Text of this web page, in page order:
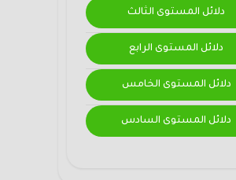
دلائل المستوى الثالث
دلائل المستوى الرابع
دلائل المستوى الخامس
دلائل المستوى السادس